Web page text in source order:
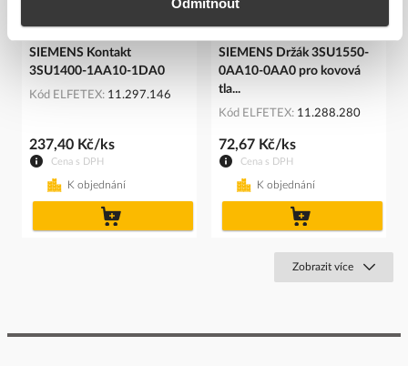
Odmítnout
SIEMENS Kontakt
3SU1400-1AA10-1DA0
Kód ELFETEX 11.297.146
Cena s DPH
237,40 Kč/ks
K objednání
SIEMENS Držák 3SU1550-
0AA10-0AA0 pro kovová
tla...
Kód ELFETEX 11.288.280
Cena s DPH
72,67 Kč/ks
K objednání
Zobrazit více